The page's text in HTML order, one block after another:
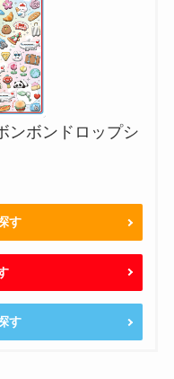
ンボンドロップシ
す
す